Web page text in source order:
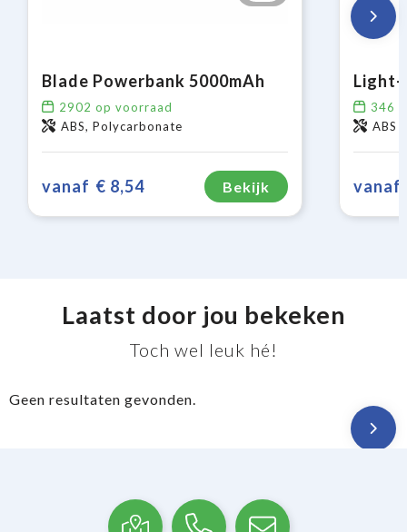
Blade Powerbank 5000mAh
2902 op voorraad
ABS, Polycarbonate
vanaf € 8,54 Bekijk
346
ABS
vanaf
Laatst door jou bekeken
Toch wel leuk hé!
Geen resultaten gevonden.